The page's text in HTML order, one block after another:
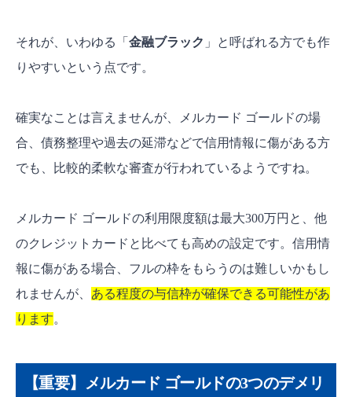
それが、いわゆる「 金融ブラック 」と呼ばれる方でも作
りやすいという点です。
確実なことは言えませんが、メルカード ゴールドの場
合、債務整理や過去の延滞などで信用情報に傷がある方
でも、比較的柔軟な審査が行われているようですね。
メルカード ゴールドの利用限度額は最大300万円と、他
のクレジットカードと比べても高めの設定です。信用情
報に傷がある場合、フルの枠をもらうのは難しいかもし
れませんが、 ある程度の与信枠が確保できる可能性があ
ります。
【重要】メルカード ゴールドの3つのデメリ